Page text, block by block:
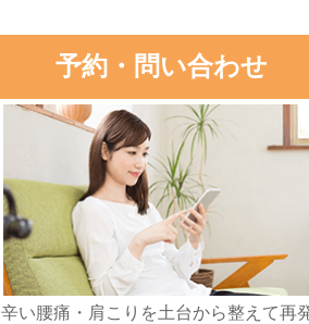
予約・問い合わせ
辛い腰痛・肩こりを土台から整えて再